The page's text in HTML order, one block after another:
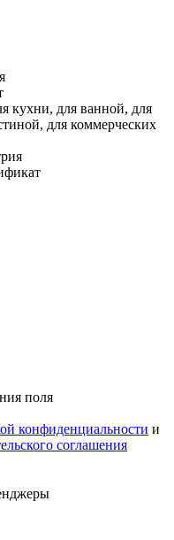
кухни, для ванной, для
для коммерческих
поля
конфиденциальности и
соглашения